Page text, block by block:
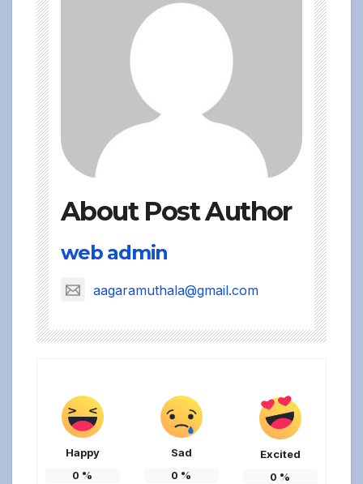
About Post Author
web admin
aagaramuthala@gmail.com
Happy
0 %
Sad
0 %
Excited
0 %